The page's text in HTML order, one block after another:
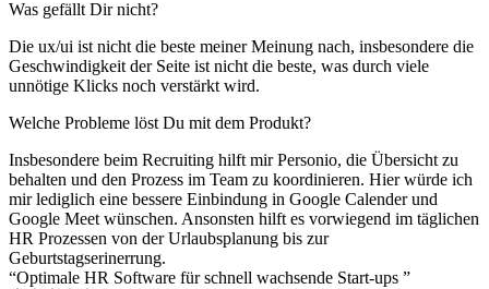
Was gefällt Dir nicht?
Die ux/ui ist nicht die beste meiner Meinung nach, insbesondere die
Geschwindigkeit der Seite ist nicht die beste, was durch viele
unnötige Klicks noch verstärkt wird.
Welche Probleme löst Du mit dem Produkt?
Insbesondere beim Recruiting hilft mir Personio, die Übersicht zu
behalten und den Prozess im Team zu koordinieren. Hier würde ich
mir lediglich eine bessere Einbindung in Google Calender und
Google Meet wünschen. Ansonsten hilft es vorwiegend im täglichen
HR Prozessen von der Urlaubsplanung bis zur
Geburtstagserinerrung.
“Optimale HR Software für schnell wachsende Start-ups ”